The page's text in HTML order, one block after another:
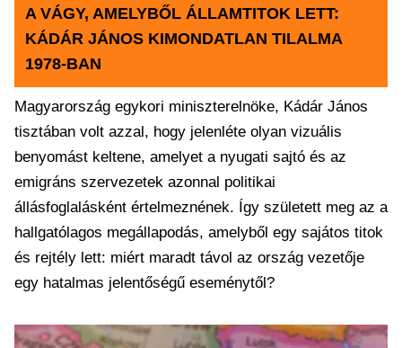
A VÁGY, AMELYBŐL ÁLLAMTITOK LETT:
KÁDÁR JÁNOS KIMONDATLAN TILALMA
1978-BAN
Magyarország egykori miniszterelnöke, Kádár János
tisztában volt azzal, hogy jelenléte olyan vizuális
benyomást keltene, amelyet a nyugati sajtó és az
emigráns szervezetek azonnal politikai
állásfoglalásként értelmeznének. Így született meg az a
hallgatólagos megállapodás, amelyből egy sajátos titok
és rejtély lett: miért maradt távol az ország vezetője
egy hatalmas jelentőségű eseménytől?